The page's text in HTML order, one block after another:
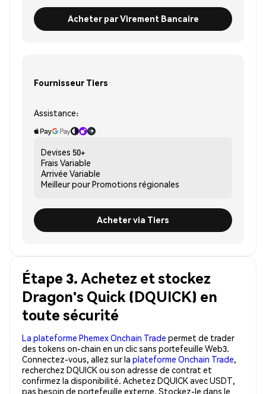
Acheter par Virement Bancaire
Fournisseur Tiers
Assistance:
Devises 50+
Frais Variable
Arrivée Variable
Meilleur pourPromotions régionales
Acheter via Tiers
Étape 3. Achetez et stockez
Dragon's Quick (DQUICK) en
toute sécurité
La plateforme Phemex Onchain Trade permet de trader
des tokens on-chain en un clic sans portefeuille Web3.
Connectez-vous, allez sur la plateforme Onchain Trade,
recherchez DQUICK ou son adresse de contrat et
confirmez la disponibilité. Achetez DQUICK avec USDT,
pas besoin de portefeuille externe. Stockez-le dans le